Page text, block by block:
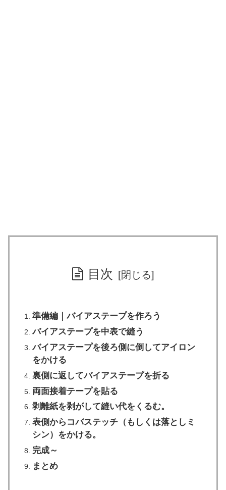
目次
準備編｜バイアステープを作ろう
バイアステープを中表で縫う
バイアステープを後ろ側に倒してアイロン
をかける
裏側に返してバイアステープを折る
両面接着テープを貼る
剥離紙を剥がして縫い代をくるむ。
表側からコバステッチ（もしくは落としミ
シン）をかける。
完成～
まとめ